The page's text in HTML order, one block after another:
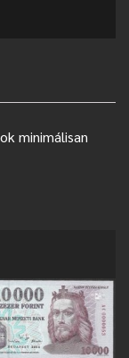
minimálisan